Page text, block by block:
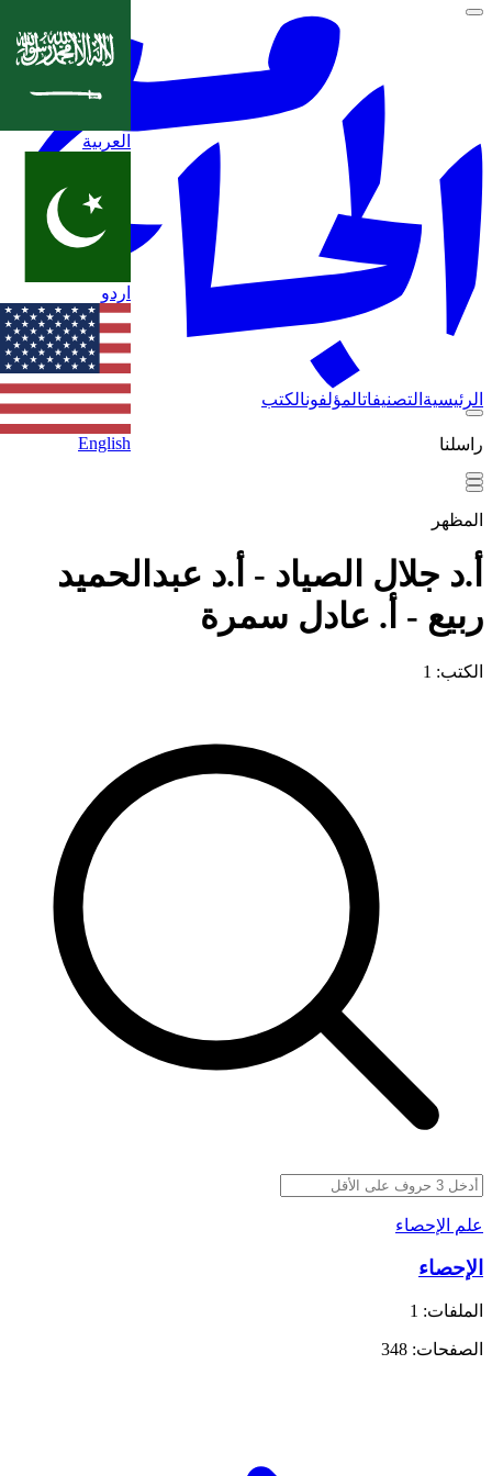
الرئيسية التصنيفاتالمؤلفونالكتب
راسلنا
العربية
اردو
English
المظهر
أ.د جلال الصياد - أ.د عبدالحميد
ربيع - أ. عادل سمرة
الكتب: 1
علم الإحصاء
الإحصاء
الملفات: 1
الصفحات: 348